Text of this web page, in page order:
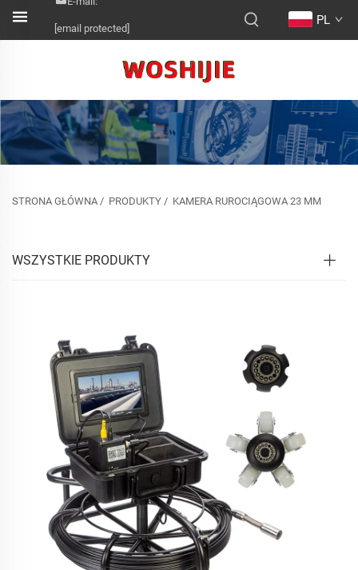
[email protected]
PL
STRONA GŁÓWNA / PRODUKTY / KAMERA RUROCIĄGOWA 23 MM
WSZYSTKIE PRODUKTY